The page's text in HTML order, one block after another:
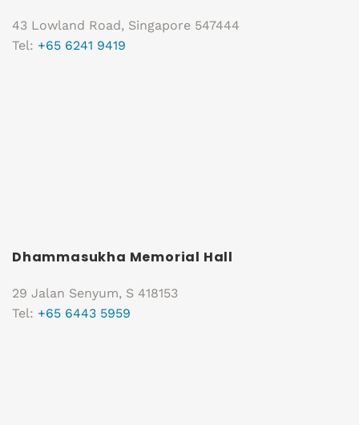
43 Lowland Road, Singapore 547444
Tel: +65 6241 9419
Dhammasukha Memorial Hall
29 Jalan Senyum, S 418153
Tel: +65 6443 5959